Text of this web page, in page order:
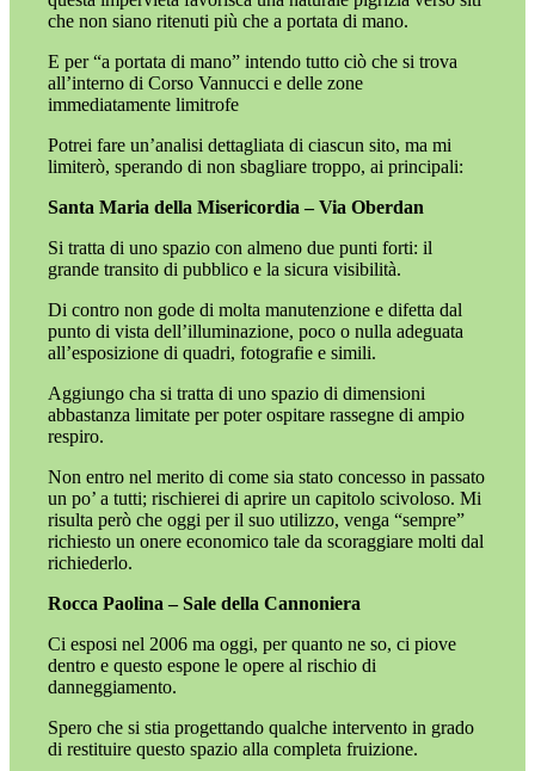
che non siano ritenuti più che a portata di mano.
E per “a portata di mano” intendo tutto ciò che si trova
all’interno di Corso Vannucci e delle zone
immediatamente limitrofe
Potrei fare un’analisi dettagliata di ciascun sito, ma mi
limiterò, sperando di non sbagliare troppo, ai principali:
Santa Maria della Misericordia – Via Oberdan
Si tratta di uno spazio con almeno due punti forti: il
grande transito di pubblico e la sicura visibilità.
Di contro non gode di molta manutenzione e difetta dal
punto di vista dell’illuminazione, poco o nulla adeguata
all’esposizione di quadri, fotografie e simili.
Aggiungo cha si tratta di uno spazio di dimensioni
abbastanza limitate per poter ospitare rassegne di ampio
respiro.
Non entro nel merito di come sia stato concesso in passato
un po’ a tutti; rischierei di aprire un capitolo scivoloso. Mi
risulta però che oggi per il suo utilizzo, venga “sempre”
richiesto un onere economico tale da scoraggiare molti dal
richiederlo.
Rocca Paolina – Sale della Cannoniera
Ci esposi nel 2006 ma oggi, per quanto ne so, ci piove
dentro e questo espone le opere al rischio di
danneggiamento.
Spero che si stia progettando qualche intervento in grado
di restituire questo spazio alla completa fruizione.